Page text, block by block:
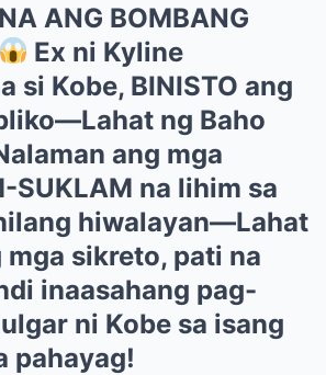
ANG BOMBANG
Ex ni Kyline
si Kobe, BINISTO ang
ng Baho
ang mga
SUKLAM na lihim sa
hiwalayan—Lahat
sikreto, pati na
inaasahang pag-
ni Kobe sa isang
pahayag!